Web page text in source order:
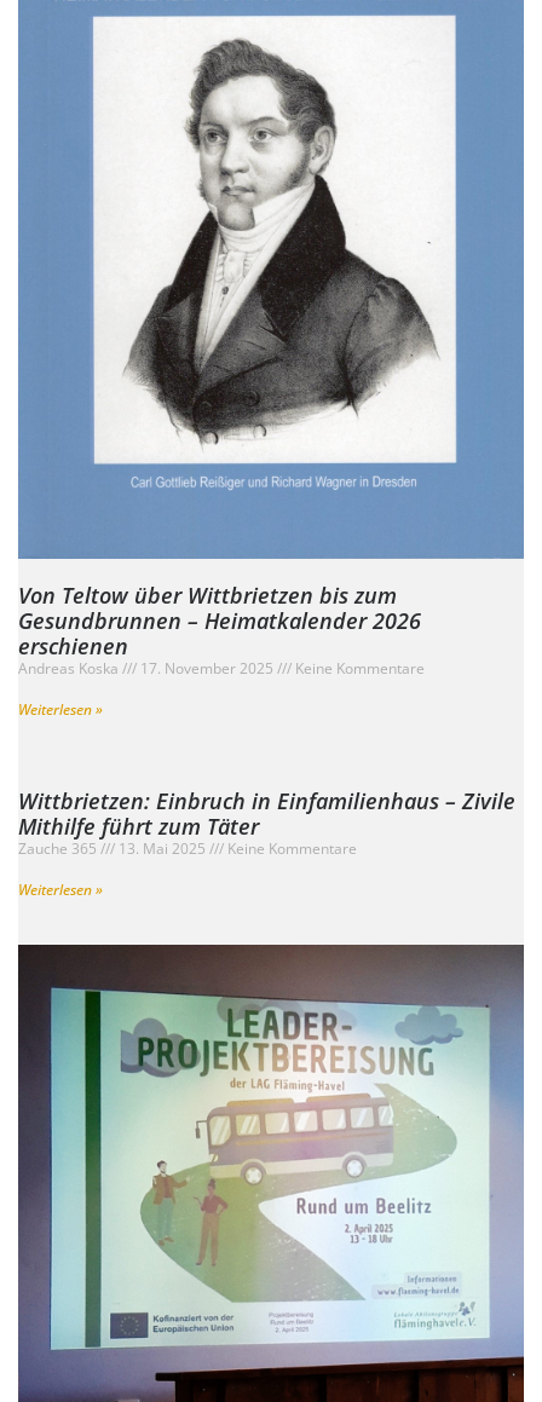
Von Teltow über Wittbrietzen bis zum
Gesundbrunnen – Heimatkalender 2026
erschienen
Andreas Koska 17. November 2025
Keine Kommentare
Weiterlesen »
Wittbrietzen: Einbruch in Einfamilienhaus – Zivile
Mithilfe führt zum Täter
Zauche 365 13. Mai 2025
Keine Kommentare
Weiterlesen »